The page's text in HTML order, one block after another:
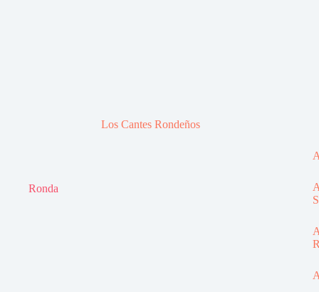
Ronda
Los Cantes Rondeños